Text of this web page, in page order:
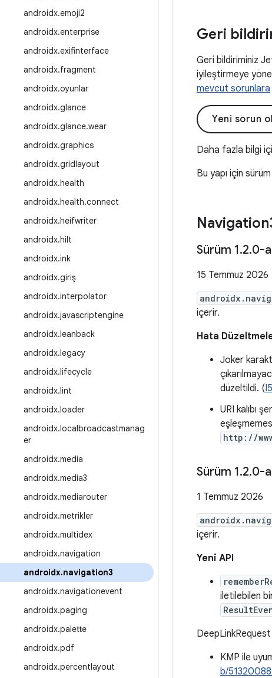
androidx.emoji2
androidx.enterprise
androidx.exifinterface
androidx.fragment
androidx.oyunlar
androidx.glance
androidx.glance.wear
androidx.graphics
androidx.gridlayout
androidx.health
androidx.health.connect
androidx.heifwriter
androidx.hilt
androidx.ink
androidx.giriş
androidx.interpolator
androidx.javascriptengine
androidx.leanback
androidx.legacy
androidx.lifecycle
androidx.lint
androidx.loader
androidx.localbroadcastmanag
er
androidx.media
androidx.media3
androidx.mediarouter
androidx.metrikler
androidx.multidex
androidx.navigation
androidx.navigation3
androidx.navigationevent
androidx.paging
androidx.palette
androidx.pdf
androidx.percentlayout
Geri
Geri bildiriminiz
iyileştirmeye
mevcut sorunlara
Yeni sorun
Daha fazla bilgi
Bu yapı için
Sürüm 1.2.0-
15 Temmuz 2026
içerir.
Hata
Joker
düzeltildi. (
URI kalıbı
http://
Sürüm 1.2.0-
1 Temmuz 2026
içerir.
Yeni API
iletilebilen
DeepLinkRequest
KMP ile
b/